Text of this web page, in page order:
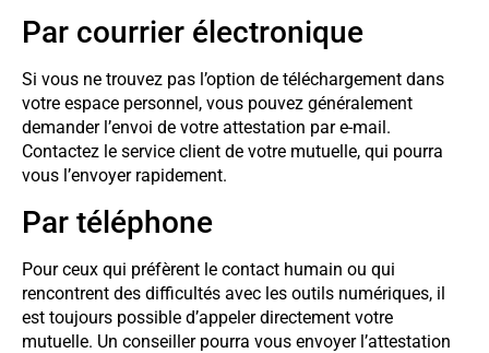
Par courrier électronique
Si vous ne trouvez pas l’option de téléchargement dans
votre espace personnel, vous pouvez généralement
demander l’envoi de votre attestation par e-mail.
Contactez le service client de votre mutuelle, qui pourra
vous l’envoyer rapidement.
Par téléphone
Pour ceux qui préfèrent le contact humain ou qui
rencontrent des difficultés avec les outils numériques, il
est toujours possible d’appeler directement votre
mutuelle. Un conseiller pourra vous envoyer l’attestation